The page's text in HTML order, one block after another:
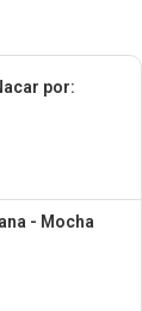
por:
- Mocha